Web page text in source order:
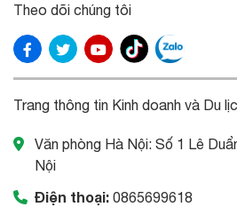
Theo dõi chúng tôi
Trang thông tin Kinh doanh và Du
Văn phòng Hà Nội: Số 1 Lê
Nội
Điện thoại: 0865699618